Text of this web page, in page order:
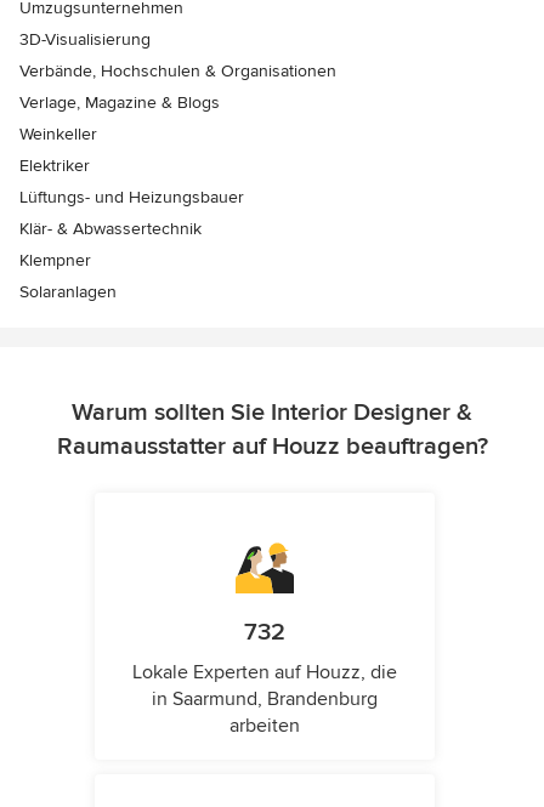
Umzugsunternehmen
3D-Visualisierung
Verbände, Hochschulen & Organisationen
Verlage, Magazine & Blogs
Weinkeller
Elektriker
Lüftungs- und Heizungsbauer
Klär- & Abwassertechnik
Klempner
Solaranlagen
Warum sollten Sie Interior Designer &
Raumausstatter auf Houzz beauftragen?
732
Lokale Experten auf Houzz, die
in Saarmund, Brandenburg
arbeiten